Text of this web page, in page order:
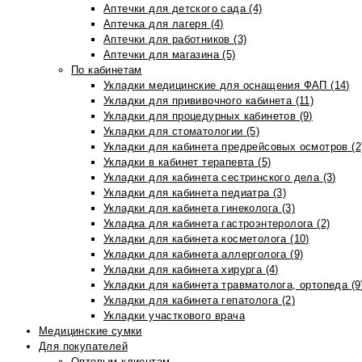
Аптечки для детского сада (4)
Аптечка для лагеря (4)
Аптечки для работников (3)
Аптечки для магазина (5)
По кабинетам
Укладки медицинские для оснащения ФАП (14)
Укладки для прививочного кабинета (11)
Укладки для процедурных кабинетов (9)
Укладки для стоматологии (5)
Укладки для кабинета предрейсовых осмотров
Укладки в кабинет терапевта (5)
Укладки для кабинета сестринского дела (3)
Укладки для кабинета педиатра (3)
Укладки для кабинета гинеколога (3)
Укладка для кабинета гастроэнтеролога (2)
Укладки для кабинета косметолога (10)
Укладки для кабинета аллерголога (9)
Укладки для кабинета хирурга (4)
Укладки для кабинета травматолога, ортопеда
Укладки для кабинета гепатолога (2)
Укладки участкового врача
Медицинские сумки
Для покупателей